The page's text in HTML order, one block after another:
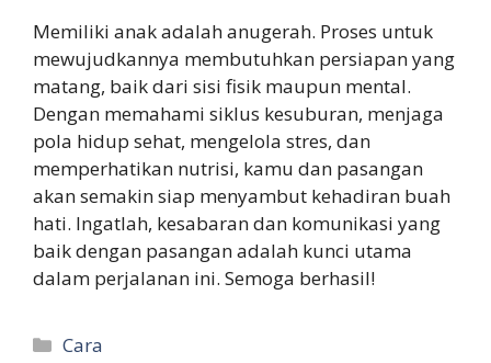
Memiliki anak adalah anugerah. Proses untuk
mewujudkannya membutuhkan persiapan yang
matang, baik dari sisi fisik maupun mental.
Dengan memahami siklus kesuburan, menjaga
pola hidup sehat, mengelola stres, dan
memperhatikan nutrisi, kamu dan pasangan
akan semakin siap menyambut kehadiran buah
hati. Ingatlah, kesabaran dan komunikasi yang
baik dengan pasangan adalah kunci utama
dalam perjalanan ini. Semoga berhasil!
Categories
Cara